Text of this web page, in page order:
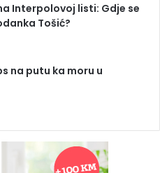
Interpolovoj listi: Gdje se
Tošić?
na putu ka moru u